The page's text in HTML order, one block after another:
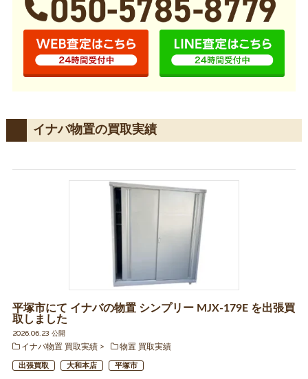
イナバ物置の買取実績
平塚市にて イナバの物置 シンプリー MJX-179E を出張買
取しました
2026.06.23 公開
イナバ物置 買取実績
物置 買取実績
出張買取 大和本店 平塚市